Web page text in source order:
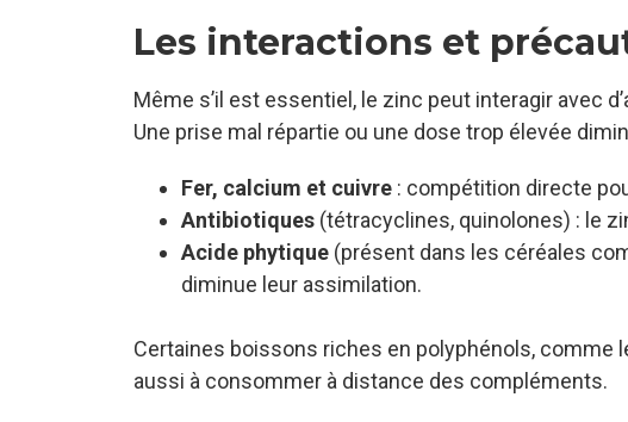
Les interactions et
Même s’il est essentiel, le zinc peut interagir avec
Une prise mal répartie ou une dose trop élevée
Fer, calcium et cuivre : compétition directe
Antibiotiques (tétracyclines, quinolones) : le
Acide phytique (présent dans les céréales
diminue leur assimilation.
Certaines boissons riches en polyphénols, comme
aussi à consommer à distance des compléments.